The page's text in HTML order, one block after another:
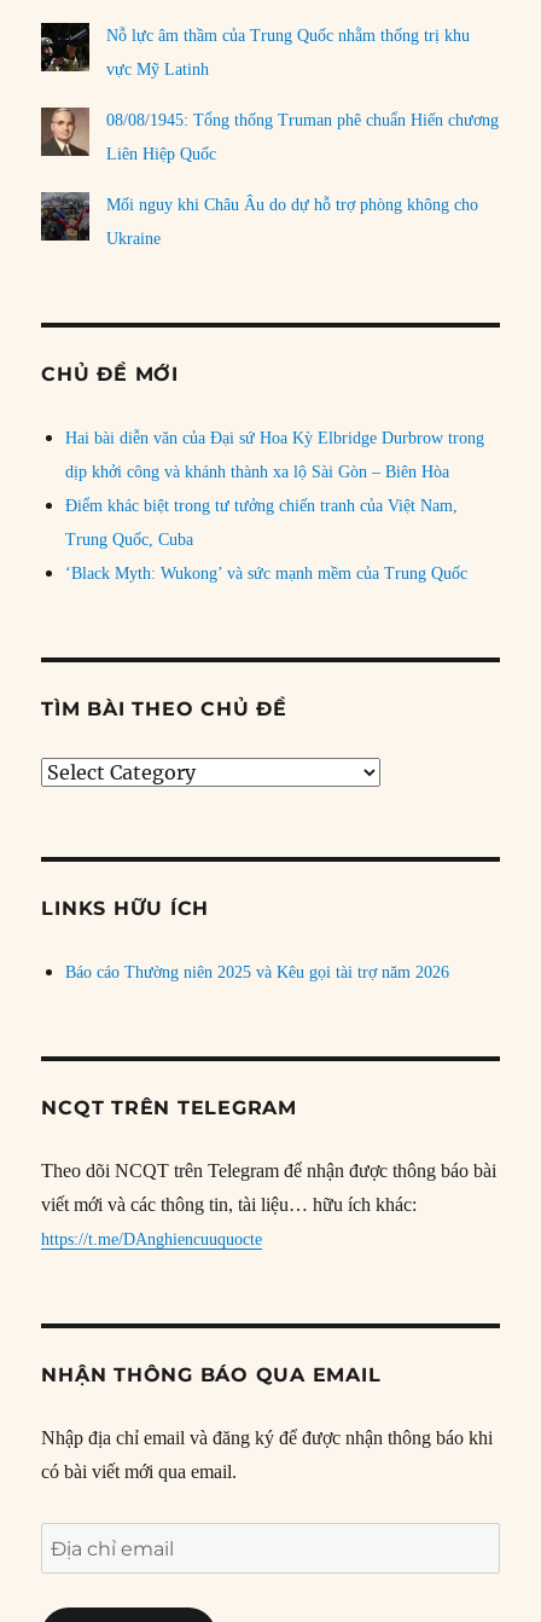
Nỗ lực âm thầm của Trung Quốc nhằm thống trị khu
vực Mỹ Latinh
08/08/1945: Tổng thống Truman phê chuẩn Hiến chương
Liên Hiệp Quốc
Mối nguy khi Châu Âu do dự hỗ trợ phòng không cho
Ukraine
CHỦ ĐỀ MỚI
Hai bài diễn văn của Đại sứ Hoa Kỳ Elbridge Durbrow trong
dịp khởi công và khánh thành xa lộ Sài Gòn – Biên Hòa
Điểm khác biệt trong tư tưởng chiến tranh của Việt Nam,
Trung Quốc, Cuba
‘Black Myth: Wukong’ và sức mạnh mềm của Trung Quốc
TÌM BÀI THEO CHỦ ĐỀ
Tìm
đề
LINKS HỮU ÍCH
Báo cáo Thường niên 2025 và Kêu gọi tài trợ năm 2026
NCQT TRÊN TELEGRAM
Theo dõi NCQT trên Telegram để nhận được thông báo bài
viết mới và các thông tin, tài liệu… hữu ích khác:
https://t.me/DAnghiencuuquocte
NHẬN THÔNG BÁO QUA EMAIL
Nhập địa chỉ email và đăng ký để được nhận thông báo khi
có bài viết mới qua email.
Địa
chỉ
email